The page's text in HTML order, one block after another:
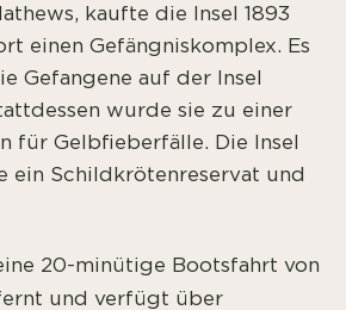
kaufte die Insel 1893
einen Gefängniskomplex. Es
Gefangene auf der Insel
wurde sie zu einer
für Gelbfieberfälle. Die Insel
ein Schildkrötenreservat und
20-minütige Bootsfahrt von
und verfügt über